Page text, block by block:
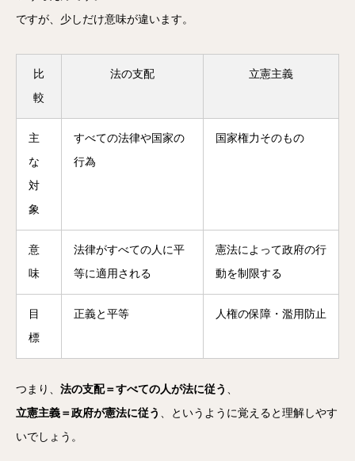
ですが、少しだけ意味が違います。
比
較
法の支配 立憲主義
主
な
対
象
すべての法律や国家の
行為
国家権力そのもの
意
味
法律がすべての人に平
等に適用される
憲法によって政府の行
動を制限する
目
標
正義と平等 人権の保障・濫用防止
つまり、 法の支配＝すべての人が法に従う 、
立憲主義＝政府が憲法に従う 、というように覚えると理解しやす
いでしょう。